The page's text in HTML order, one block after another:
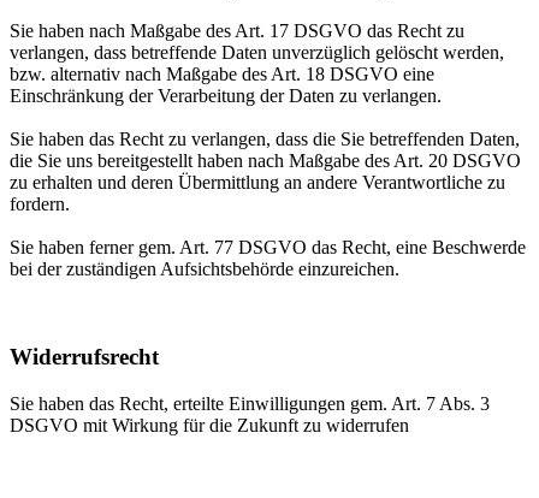
Sie haben nach Maßgabe des Art. 17 DSGVO das Recht zu
verlangen, dass betreffende Daten unverzüglich gelöscht werden,
bzw. alternativ nach Maßgabe des Art. 18 DSGVO eine
Einschränkung der Verarbeitung der Daten zu verlangen.
Sie haben das Recht zu verlangen, dass die Sie betreffenden Daten,
die Sie uns bereitgestellt haben nach Maßgabe des Art. 20 DSGVO
zu erhalten und deren Übermittlung an andere Verantwortliche zu
fordern.
Sie haben ferner gem. Art. 77 DSGVO das Recht, eine Beschwerde
bei der zuständigen Aufsichtsbehörde einzureichen.
Widerrufsrecht
Sie haben das Recht, erteilte Einwilligungen gem. Art. 7 Abs. 3
DSGVO mit Wirkung für die Zukunft zu widerrufen